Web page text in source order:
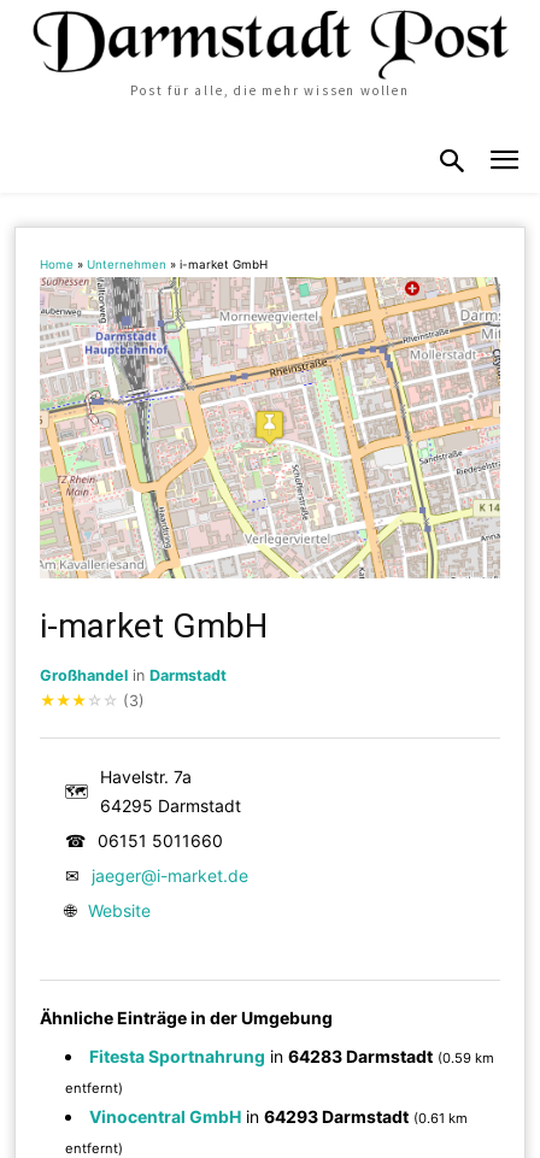
Post für alle, die mehr wissen wollen
Home »Unternehmen »i-market GmbH
i-market GmbH
Großhandel inDarmstadt
★★★ ☆ ☆ (3)
🗺
Havelstr. 7a
64295 Darmstadt
☎
06151 5011660
✉
jaeger@i-market.de
🌐 Website
Ähnliche Einträge in der Umgebung
Fitesta Sportnahrung in64283 Darmstadt (0.59 km
entfernt)
Vinocentral GmbH in64293 Darmstadt (0.61 km
entfernt)